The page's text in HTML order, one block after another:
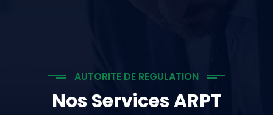
AUTORITE DE REGULATION
Nos Services ARPT